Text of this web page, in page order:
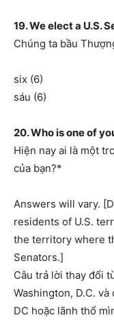
19. We elect a U.S.
Chúng ta bầu
six (6)
sáu (6)
20. Who is one of
Hiện nay ai là một
của bạn?*
Answers will vary.
residents of U.S.
the territory where
Senators.]
Câu trả lời thay đổi
Washington, D.C.
DC hoặc lãnh thổ